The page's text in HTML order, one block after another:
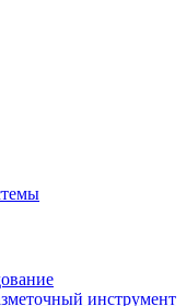
инструмент